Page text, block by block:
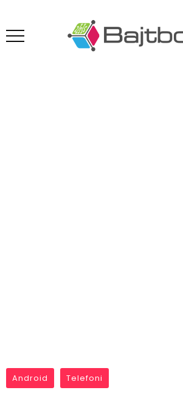
Android Telefoni